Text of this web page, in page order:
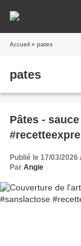
Accueil » pates
pates
Pâtes -
Publié le 17/03/2026
Par Angie